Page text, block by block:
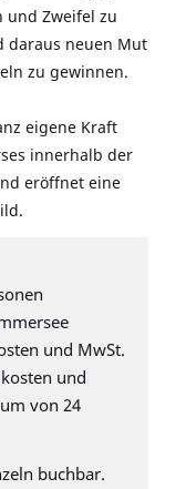
und Zweifel zu
daraus neuen Mut
zu gewinnen.
eigene Kraft
innerhalb der
eröffnet eine
und MwSt.
und
von 24
buchbar.